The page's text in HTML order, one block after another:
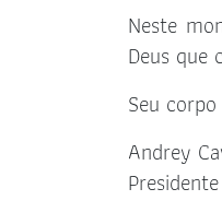
Neste
Deus que
Seu
Andrey